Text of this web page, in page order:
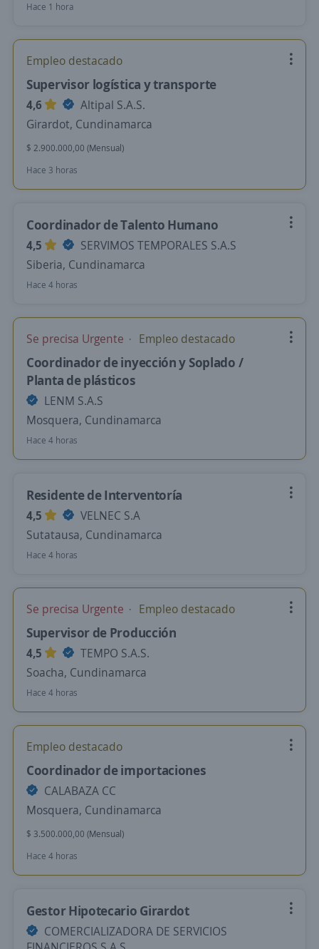
Hace 1 hora
Empleo destacado
Supervisor logística y transporte
4,6
Altipal S.A.S.
Girardot, Cundinamarca
$ 2.900.000,00 (Mensual)
Hace 3 horas
Coordinador de Talento Humano
4,5
SERVIMOS TEMPORALES S.A.S
Siberia, Cundinamarca
Hace 4 horas
Se precisa Urgente Empleo destacado
Coordinador de inyección y Soplado /
Planta de plásticos
LENM S.A.S
Mosquera, Cundinamarca
Hace 4 horas
Residente de Interventoría
4,5
VELNEC S.A
Sutatausa, Cundinamarca
Hace 4 horas
Se precisa Urgente Empleo destacado
Supervisor de Producción
4,5
TEMPO S.A.S.
Soacha, Cundinamarca
Hace 4 horas
Empleo destacado
Coordinador de importaciones
CALABAZA CC
Mosquera, Cundinamarca
$ 3.500.000,00 (Mensual)
Hace 4 horas
Gestor Hipotecario Girardot
COMERCIALIZADORA DE SERVICIOS